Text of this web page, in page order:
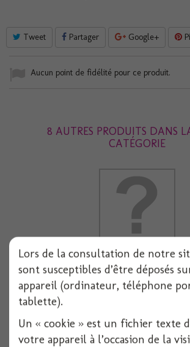
Tweet Partager Google+
Aucun point de fidélité pour ce produit.
8 AUTRES PRODUITS DANS
CATÉGORIE
Fourchette x20 peche perle
Voir
Lors de la consultation de notre
sont susceptibles d’être déposés
appareil (ordinateur, téléphone
tablette).
Un « cookie » est un fichier texte
votre appareil à l’occasion de la